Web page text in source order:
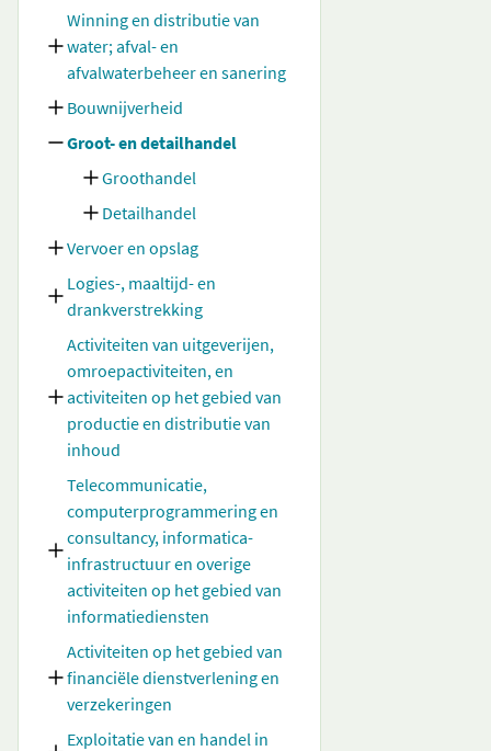
Winning en distributie van
water; afval- en
afvalwaterbeheer en sanering
Bouwnijverheid
Groot- en detailhandel
Groothandel
Detailhandel
Vervoer en opslag
Logies-, maaltijd- en
drankverstrekking
Activiteiten van uitgeverijen,
omroepactiviteiten, en
activiteiten op het gebied van
productie en distributie van
inhoud
Telecommunicatie,
computerprogrammering en
consultancy, informatica-
infrastructuur en overige
activiteiten op het gebied van
informatiediensten
Activiteiten op het gebied van
financiële dienstverlening en
verzekeringen
Exploitatie van en handel in